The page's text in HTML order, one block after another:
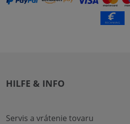
HILFE & INFO
Servis a vrátenie tovaru